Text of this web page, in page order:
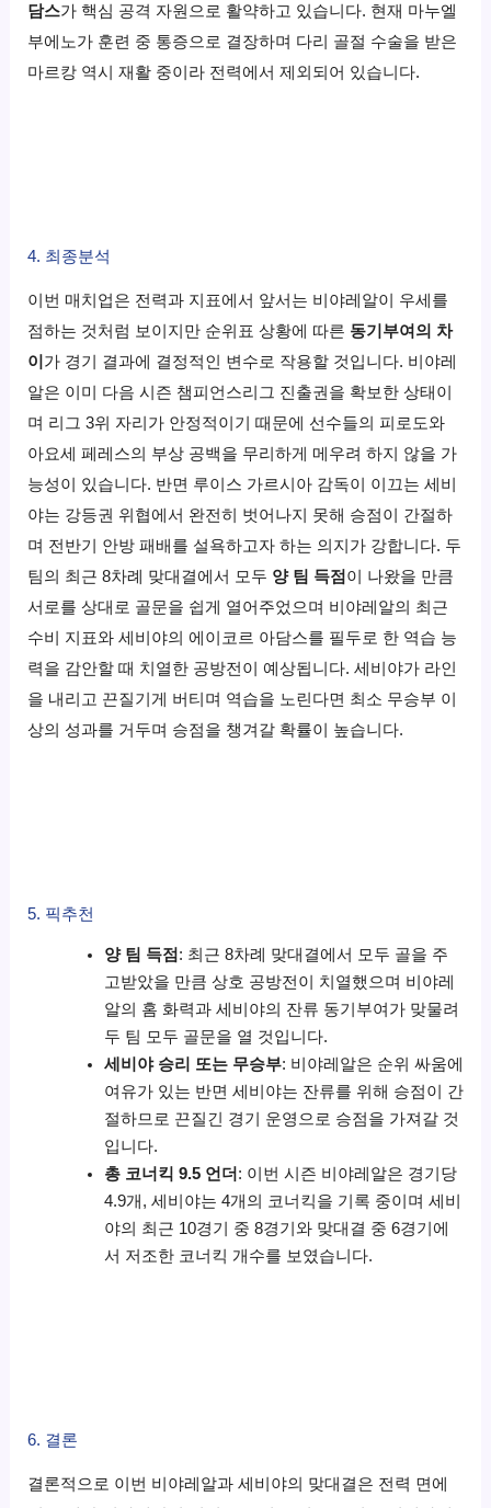
담스가 핵심 공격 자원으로 활약하고 있습니다. 현재 마누엘
부에노가 훈련 중 통증으로 결장하며 다리 골절 수술을 받은
마르캉 역시 재활 중이라 전력에서 제외되어 있습니다.
4. 최종분석
이번 매치업은 전력과 지표에서 앞서는 비야레알이 우세를
점하는 것처럼 보이지만 순위표 상황에 따른 동기부여의 차
이 가 경기 결과에 결정적인 변수로 작용할 것입니다. 비야레
알은 이미 다음 시즌 챔피언스리그 진출권을 확보한 상태이
며 리그 3위 자리가 안정적이기 때문에 선수들의 피로도와
아요세 페레스의 부상 공백을 무리하게 메우려 하지 않을 가
능성이 있습니다. 반면 루이스 가르시아 감독이 이끄는 세비
야는 강등권 위협에서 완전히 벗어나지 못해 승점이 간절하
며 전반기 안방 패배를 설욕하고자 하는 의지가 강합니다. 두
팀의 최근 8차례 맞대결에서 모두 양 팀 득점 이 나왔을 만큼
서로를 상대로 골문을 쉽게 열어주었으며 비야레알의 최근
수비 지표와 세비야의 에이코르 아담스를 필두로 한 역습 능
력을 감안할 때 치열한 공방전이 예상됩니다. 세비야가 라인
을 내리고 끈질기게 버티며 역습을 노린다면 최소 무승부 이
상의 성과를 거두며 승점을 챙겨갈 확률이 높습니다.
5. 픽추천
양 팀 득점 : 최근 8차례 맞대결에서 모두 골을 주
고받았을 만큼 상호 공방전이 치열했으며 비야레
알의 홈 화력과 세비야의 잔류 동기부여가 맞물려
두 팀 모두 골문을 열 것입니다.
세비야 승리 또는 무승부: 비야레알은 순위 싸움에
여유가 있는 반면 세비야는 잔류를 위해 승점이 간
절하므로 끈질긴 경기 운영으로 승점을 가져갈 것
입니다.
총 코너킥 9.5 언더 : 이번 시즌 비야레알은 경기당
4.9개, 세비야는 4개의 코너킥을 기록 중이며 세비
야의 최근 10경기 중 8경기와 맞대결 중 6경기에
서 저조한 코너킥 개수를 보였습니다.
6. 결론
결론적으로 이번 비야레알과 세비야의 맞대결은 전력 면에